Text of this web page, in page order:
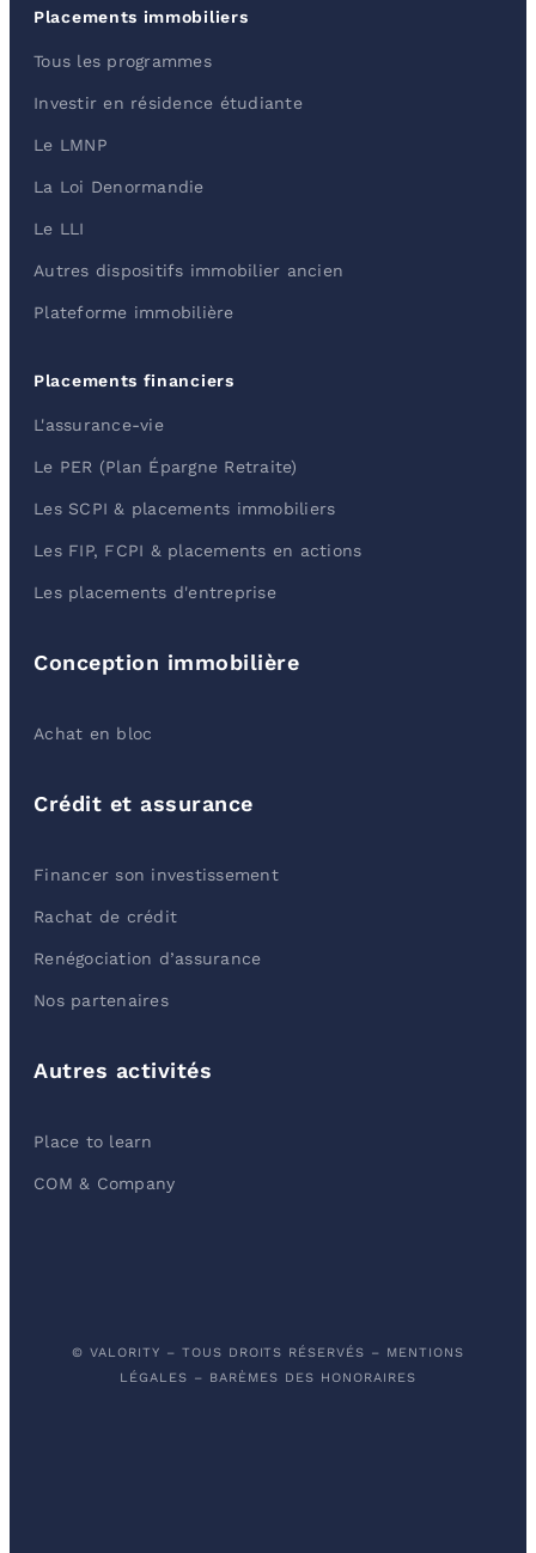
Placements immobiliers
Tous les programmes
Investir en résidence étudiante
Le LMNP
La Loi Denormandie
Le LLI
Autres dispositifs immobilier ancien
Plateforme immobilière
Placements financiers
L'assurance-vie
Le PER (Plan Épargne Retraite)
Les SCPI & placements immobiliers
Les FIP, FCPI & placements en actions
Les placements d'entreprise
Conception immobilière
Achat en bloc
Crédit et assurance
Financer son investissement
Rachat de crédit
Renégociation d’assurance
Nos partenaires
Autres activités
Place to learn
COM & Company
© VALORITY – TOUS DROITS RÉSERVÉS – MENTIONS
LÉGALES – BARÈMES DES HONORAIRES